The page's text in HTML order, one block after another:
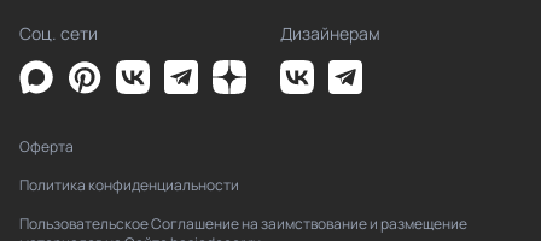
Соц. сети Дизайнерам
Оферта
Политика конфиденциальности
Пользовательское Соглашение на заимствование и размещение